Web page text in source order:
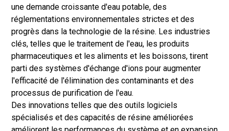
une demande croissante d'eau potable, des
réglementations environnementales strictes et des
progrès dans la technologie de la résine. Les industries
clés, telles que le traitement de l'eau, les produits
pharmaceutiques et les aliments et les boissons, tirent
parti des systèmes d'échange d'ions pour augmenter
l'efficacité de l'élimination des contaminants et des
processus de purification de l'eau.
Des innovations telles que des outils logiciels
spécialisés et des capacités de résine améliorées